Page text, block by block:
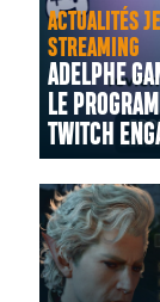
ACTUALITÉS
STREAMING
ADELPHE
LE
TWITCH